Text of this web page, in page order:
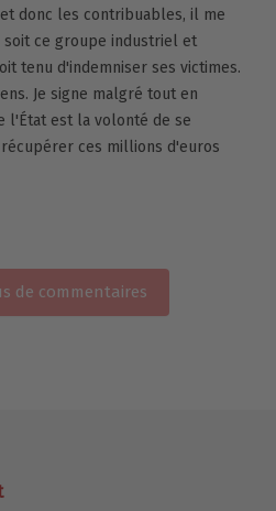
donc les contribuables, il me
ce groupe industriel et
tenu d'indemniser ses victimes.
Je signe malgré tout en
l'État est la volonté de se
ces millions d'euros
de commentaires